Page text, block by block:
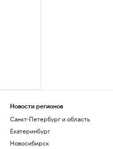
Новости регионов
Санкт-Петербург и область
Екатеринбург
Новосибирск